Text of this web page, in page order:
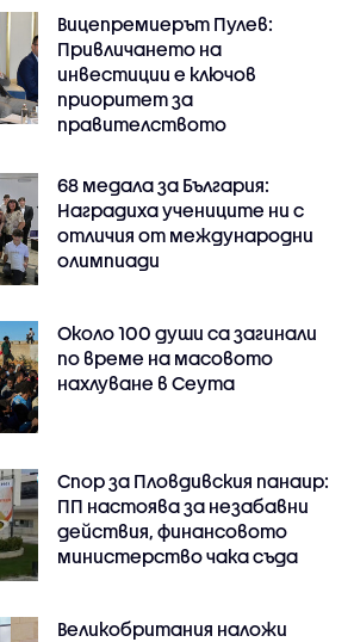
Вицепремиерът Пулев:
Привличането на
инвестиции е ключов
приоритет за
правителството
68 медала за България:
Наградиха учениците ни с
отличия от международни
олимпиади
Около 100 души са загинали
по време на масовото
нахлуване в Сеута
Спор за Пловдивския панаир:
ПП настоява за незабавни
действия, финансовото
министерство чака съда
Великобритания наложи